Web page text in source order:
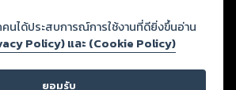
หลดผ่านเว็บไซต์และปรากฏว่าละเมิดสิทธิใน
ลอื่นหรือขัดต่อกฎหมายและศีลธรรม ดังนั้น ผู้อ่าน
นการกลั่นกรองด้วยตนเอง และหากท่านพบว่าส่วน
ะศีลธรรม กรุณาแจ้งมายังบริษัท เพื่อทีมงานจะได้
งสตอรี่ล็อกขอสงวนลิขสิทธิ์ตามพระราชบัญญัติ
คนได้ประสบการณ์การใช้งานที่ดียิ่งขึ้นอ่าน
Policy) และ (Cookie Policy)
ยอมรับ